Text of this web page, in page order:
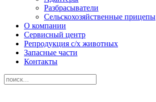
Разбрасыватели
Сельскохозяйственные прицепы
О компании
Сервисный центр
Репродукция с/х животных
Запасные части
Контакты